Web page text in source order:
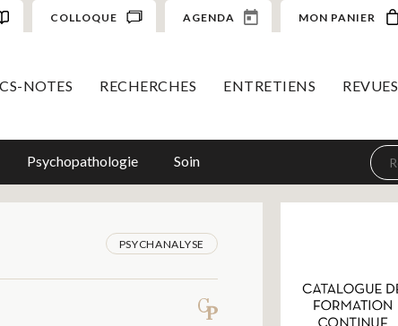
COLLOQUE AGENDA MON PANIER
NOTES RECHERCHES ENTRETIENS REVUES
Psychopathologie Soin
PSYCHANALYSE